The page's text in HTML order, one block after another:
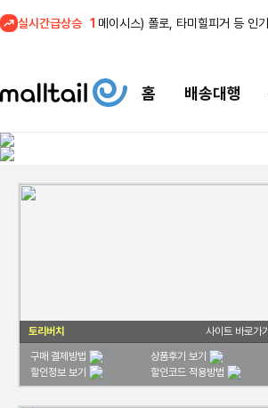
실시간급상승 1
홈 배송대행
토리버치 사이트 바로가기
구매 결제방법
상품후기 보기
할인정보 보기
할인코드 적용방법